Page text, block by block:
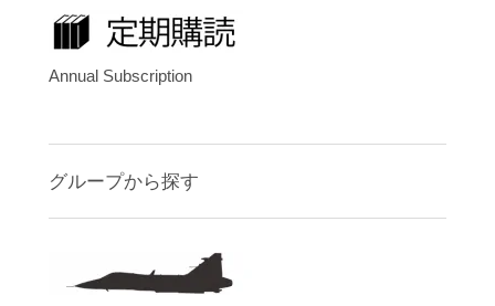
Annual Subscription
グループから探す